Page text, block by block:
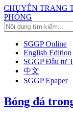
CHUYÊN TRANG
PHÓNG
SGGP Online
English Edition
SGGP Đầu tư
中文
SGGP Epaper
Bóng đá